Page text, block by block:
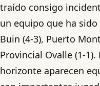
traído consigo
un equipo que ha
Buin (4-3), Puerto
Provincial Ovalle (1-
horizonte aparecen